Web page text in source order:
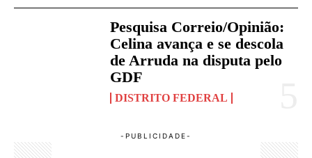
Pesquisa Correio/Opinião:
Celina avança e se descola
de Arruda na disputa pelo
GDF
DISTRITO FEDERAL